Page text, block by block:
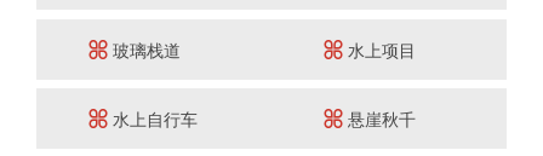
玻璃栈道 水上项目
水上自行车 悬崖秋千